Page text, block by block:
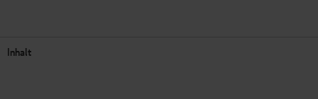
Inhalt